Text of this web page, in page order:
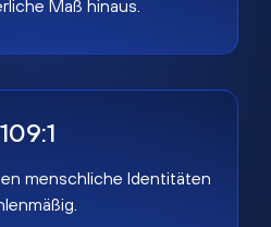
Maß hinaus.
109:1
menschliche Identitäten